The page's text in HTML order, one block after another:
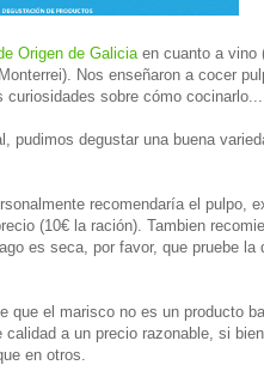
Origen de Galicia en cuanto a vino
Nos enseñaron a cocer
sobre cómo cocinarlo...
pudimos degustar una buena
recomendaría el pulpo,
(10€ la ración). Tambien
es seca, por favor, que pruebe
que el marisco no es un producto
a un precio razonable, si
en otros.